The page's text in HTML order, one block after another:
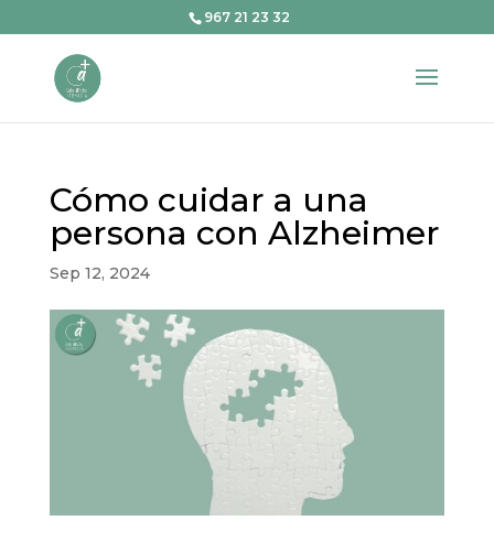
967 21 23 32
Cómo cuidar a una
persona con Alzheimer
Sep 12, 2024